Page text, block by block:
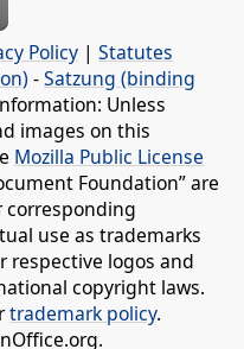
Policy | Statutes
-Satzung (binding
Unless
images on this
Mozilla Public License
Foundation” are
corresponding
use as trademarks
respective logos and
copyright laws.
trademark policy.